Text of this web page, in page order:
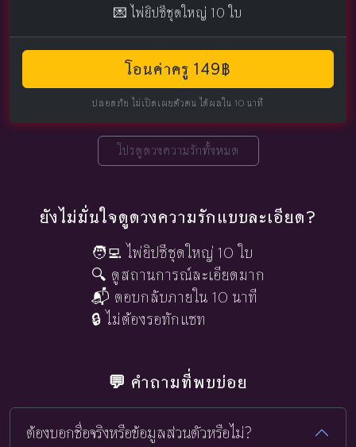
💌 ไพ่ยิปซีชุดใหญ่ 10 ใบ
โอนค่าครู 149฿
ปลอดภัย ไม่เปิดเผยตัวตน ได้ผลใน 10 นาที
โปรดูดวงความรักทั้งหมด
ยังไม่มั่นใจดูดวงความรักแบบละเอียด?
🧑‍💻 ไพ่ยิปซีชุดใหญ่ 10 ใบ
🔍 ดูสถานการณ์ละเอียดมาก
📬 ตอบกลับภายใน 10 นาที
🔒 ไม่ต้องรอทักแชท
💬 คำถามที่พบบ่อย
ต้องบอกชื่อจริงหรือข้อมูลส่วนตัวหรือไม่?